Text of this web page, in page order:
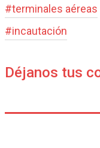
#terminales aéreas
#incautación
Déjanos tus